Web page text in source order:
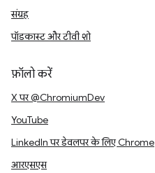
संग्रह
पॉडकास्ट और टीवी शो
फ़ॉलो करें
X पर @ChromiumDev
YouTube
LinkedIn पर डेवलपर के लिए Chrome
आरएसएस